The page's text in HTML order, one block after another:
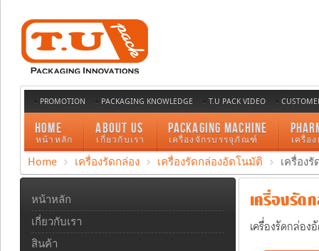
PROMOTION PACKAGING KNOWLEDGE T.U PACK VIDEO
HOME
หน้าหลัก
ABOUT US
เกี่ยวกับเรา
PACKAGING MACHINE
เครื่องจักรบรรจุภัณฑ์ เครื่อ
Home เครื่องรัดกล่อง เครื่องรัดกล่องอัตโนมัติ เครื่องรั
เครื่องรัดก
เครื่องรัดกล่องอั
หน้าหลัก
เกี่ยวกับเรา
สินค้า